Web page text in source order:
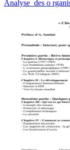
Analyse des o